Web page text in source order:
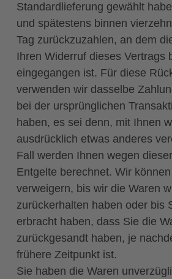
Standardlieferung gewählt
und spätestens binnen
Tag zurückzuzahlen, an dem
Ihren Widerruf dieses Vertrags
eingegangen ist. Für diese
verwenden wir dasselbe
bei der ursprünglichen
haben, es sei denn, mit Ihnen
ausdrücklich etwas anderes
Fall werden Ihnen wegen
Entgelte berechnet. Wir
verweigern, bis wir die Waren
zurückerhalten haben oder bis
erbracht haben, dass Sie die
zurückgesandt haben, je
frühere Zeitpunkt ist.
Sie haben die Waren